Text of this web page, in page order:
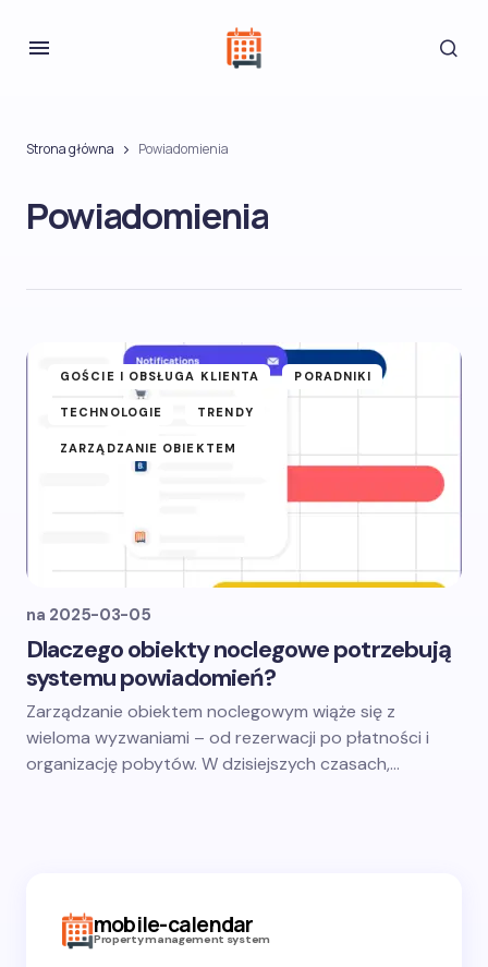
Strona główna Powiadomienia
Powiadomienia
GOŚCIE I OBSŁUGA KLIENTA PORADNIKI
TECHNOLOGIE TRENDY
ZARZĄDZANIE OBIEKTEM
na 2025-03-05
Dlaczego obiekty noclegowe potrzebują
systemu powiadomień?
Zarządzanie obiektem noclegowym wiąże się z
wieloma wyzwaniami – od rezerwacji po płatności i
organizację pobytów. W dzisiejszych czasach,…
mobile-calendar
Property management system